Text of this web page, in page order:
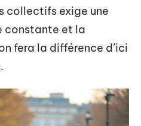
collectifs exige une
constante et la
fera la différence d’ici